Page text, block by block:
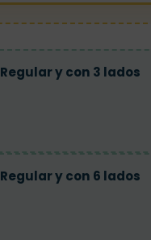
Regular y con 3 lados
Regular y con 6 lados